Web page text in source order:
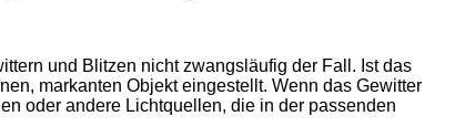
und Blitzen nicht zwangsläufig der Fall. Ist das
markanten Objekt eingestellt. Wenn das Gewitter
oder andere Lichtquellen, die in der passenden